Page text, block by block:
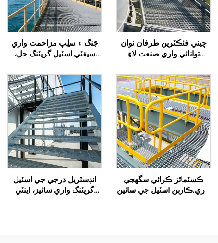
جَنگ ۽ سلِپ مزاحمت واري
سيفٽي اسٽيل گريٽنگ حل،
فارمن ۽ بندرگاهن تي سخت
ماحول لاءِ ٺهيل
چيني فئڪٽرين طرفان نوان
توانائي واري صنعت لاءِ
گريٽنگ فراهم ڪئي وئي،
جيڪا فوٽوولٽڪ/هوائي/توانائي
اسٽوريج منصوبن لاءِ مناسب
آهي، جنهن ۾ اعليٰ طاقت،
جنگ مزاحمت، آسان
انسٽاليشن، ۽ ڪسٽمائيزڊ
ماپ شامل آهن
انڊسٽريل درجي جي اسٽيل
گريٽنگ واري سائيز، اينٽي
ڪسٽمائز ڪرائي سگھجي
واري ڪاربن اسٽيل جي سائين